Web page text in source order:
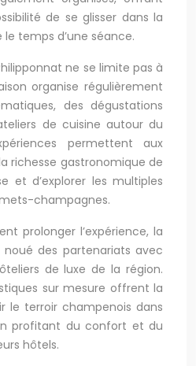
de se glisser dans la
temps d’une séance.
ne se limite pas à
organise régulièrement
des dégustations
de cuisine autour du
permettent aux
richesse gastronomique de
et d’explorer les multiples
champagnes.
prolonger l’expérience, la
noué des partenariats avec
de luxe de la région.
sur mesure offrent la
le terroir champenois dans
profitant du confort et du
hôtels.